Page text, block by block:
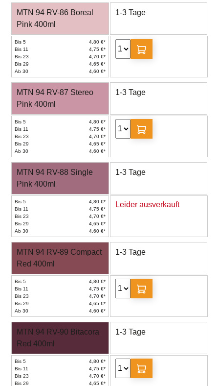
MTN 94 RV-86 Boreal
Pink 400ml
1-3 Tage
Bis 5
4,80 €*
Bis 11
4,75 €*
Bis 23
4,70 €*
Bis 29
4,65 €*
Ab 30
4,60 €*
MTN 94 RV-87 Stereo
Pink 400ml
1-3 Tage
Bis 5
4,80 €*
Bis 11
4,75 €*
Bis 23
4,70 €*
Bis 29
4,65 €*
Ab 30
4,60 €*
MTN 94 RV-88 Single
Pink 400ml
1-3 Tage
Bis 5
4,80 €*
Bis 11
4,75 €*
Bis 23
4,70 €*
Bis 29
4,65 €*
Ab 30
4,60 €*
Leider ausverkauft
MTN 94 RV-89 Compact
Red 400ml
1-3 Tage
Bis 5
4,80 €*
Bis 11
4,75 €*
Bis 23
4,70 €*
Bis 29
4,65 €*
Ab 30
4,60 €*
MTN 94 RV-90 Bitacora
Red 400ml
1-3 Tage
Bis 5
4,80 €*
Bis 11
4,75 €*
Bis 23
4,70 €*
Bis 29
4,65 €*